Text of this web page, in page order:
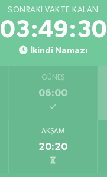
SONRAKI VAKTE KALAN
03:49:29
İkindi Namazı
GÜNEŞ
06:00
AKŞAM
20:20